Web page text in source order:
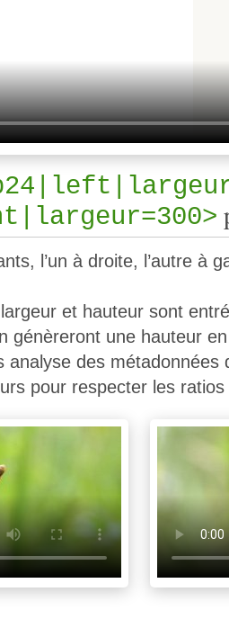
l’un à droite, l’autre à
et hauteur sont
génèreront une hauteur
analyse des métadonnées
pour respecter les ratios